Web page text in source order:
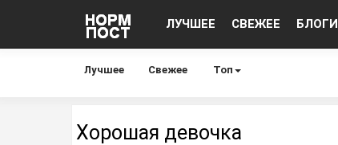
ЛУЧШЕЕ СВЕЖЕЕ БЛОГИ
Лучшее Свежее Топ
Хорошая девочка